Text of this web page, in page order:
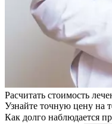
Расчитать стоимость
Узнайте точную цену на
Как долго наблюдается